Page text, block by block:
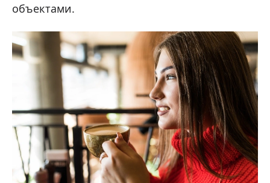
объектами.